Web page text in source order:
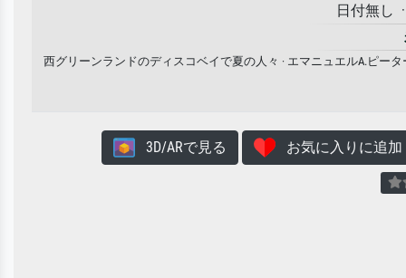
日付無し
西グリーンランドのディスコベイで夏の人々 · エマニュエルA.ピー
3D/ARで見る お気に入りに追加